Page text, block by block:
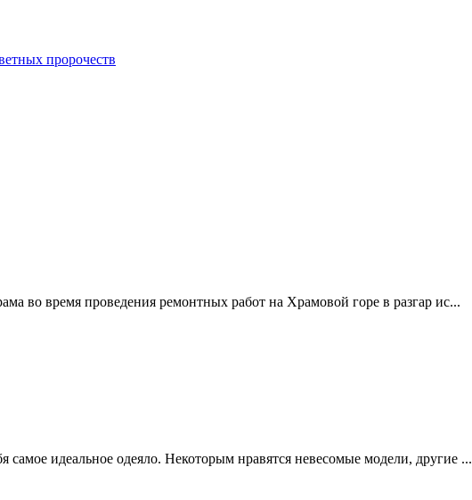
пророчеств
во время проведения ремонтных работ на Храмовой горе в разгар ис...
идеальное одеяло. Некоторым нравятся невесомые модели, другие ...